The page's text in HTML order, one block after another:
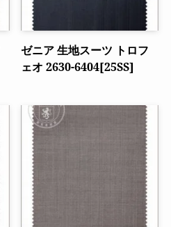
ゼニア 生地スーツ トロフ
ェオ 2630-6404[25SS]